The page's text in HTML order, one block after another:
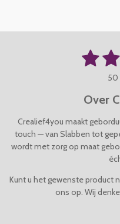
4
1
t
e
r
2
s
t
e
r
r
e
n
50
Over
Crealief4you maakt
touch — van Slabben tot
wordt met zorg op maat
Kunt u het gewenste product
ons op. Wij